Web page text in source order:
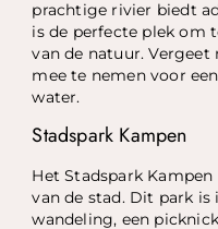
prachtige rivier biedt
is de perfecte plek om
van de natuur.
mee te nemen voor
water.
Stadspark Kampen
Het Stadspark
van de stad. Dit park
wandeling, een